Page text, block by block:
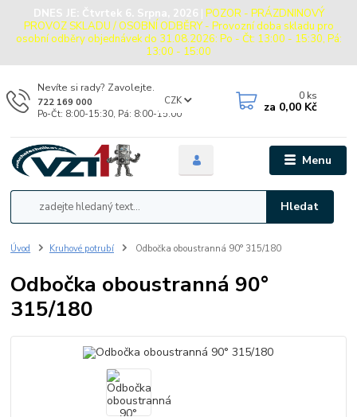
DNES JE: Čtvrtek 6. Srpna, 2026 | POZOR - PRÁZDNINOVÝ
PROVOZ SKLADU / OSOBNÍ ODBĚRY - Provozní doba skladu pro
osobní odběry objednávek do 31.08.2026: Po - Čt: 13:00 - 15:30, Pá:
13:00 - 15:00
Menu
CZK
Hledat
Nevíte si rady? Zavolejte.
722 169 000
Po-Čt: 8:00-15:30, Pá: 8:00-15:00
0 ks
za 0,00 Kč
Úvod Kruhové potrubí Odbočka oboustranná 90° 315/180
Odbočka oboustranná 90°
315/180